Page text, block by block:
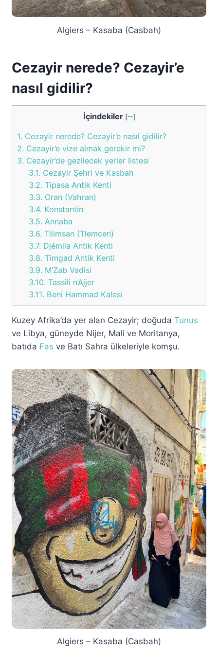
Algiers – Kasaba (Casbah)
Cezayir nerede? Cezayir’e
nasıl gidilir?
İçindekiler [➖]
1. Cezayir nerede? Cezayir’e nasıl gidilir?
2. Cezayir’e vize almak gerekir mi?
3. Cezayir’de gezilecek yerler listesi
3.1. Cezayir Şehri ve Kasbah
3.2. Tipasa Antik Kenti
3.3. Oran (Vahran)
3.4. Konstantin
3.5. Annaba
3.6. Tilimsan (Tlemcen)
3.7. Djémila Antik Kenti
3.8. Timgad Antik Kenti
3.9. M’Zab Vadisi
3.10. Tassili n’Ajjer
3.11. Beni Hammad Kalesi
Kuzey Afrika’da yer alan Cezayir; doğuda Tunus
ve Libya, güneyde Nijer, Mali ve Moritanya,
batıda Fas ve Batı Sahra ülkeleriyle komşu.
Algiers – Kasaba (Casbah)